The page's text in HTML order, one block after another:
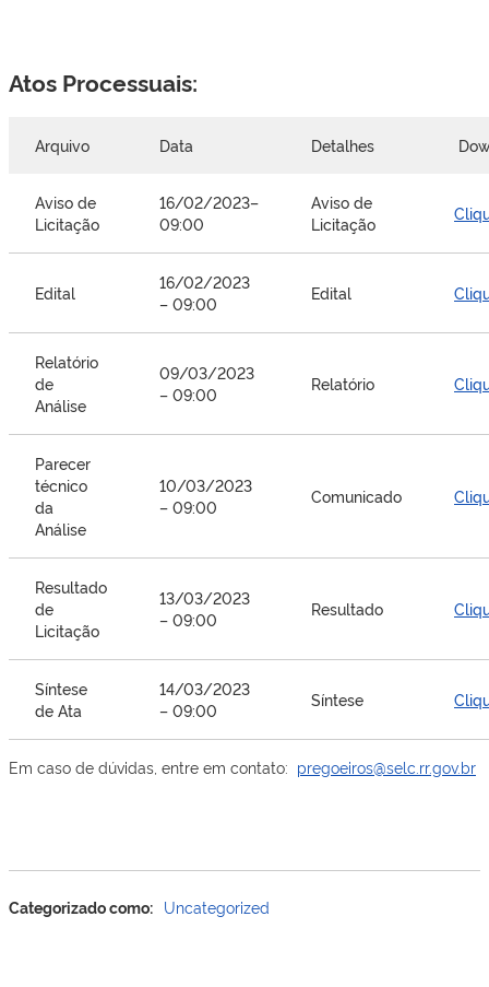
Atos Processuais:
Arquivo Data Detalhes
Aviso de
Licitação
16/02/2023–
09:00
Aviso de
Licitação
Edital
16/02/2023
– 09:00
Edital
Relatório
de
Análise
09/03/2023
– 09:00
Relatório
Parecer
técnico
da
Análise
10/03/2023
– 09:00
Comunicado
Resultado
de
Licitação
13/03/2023
– 09:00
Resultado
Síntese
de Ata
14/03/2023
– 09:00
Síntese
Em caso de dúvidas, entre em contato: pregoeiros@selc.rr.gov.br
Categorizado como: Uncategorized